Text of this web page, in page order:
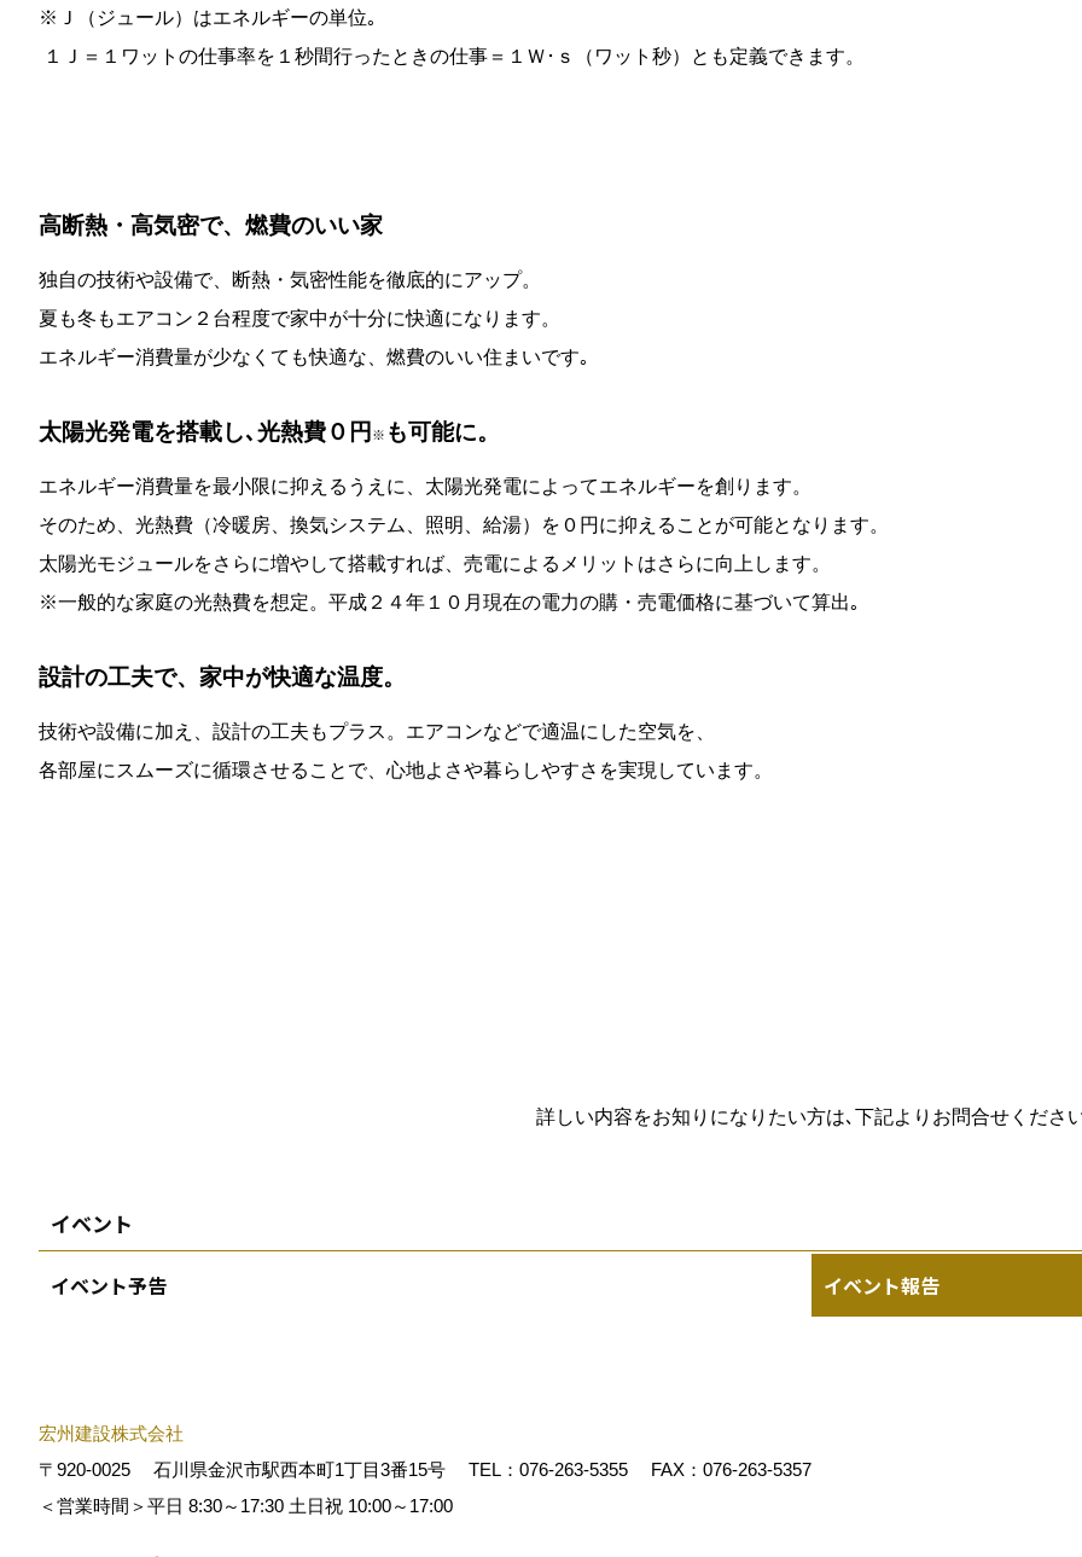
※Ｊ（ジュール）はエネルギーの単位｡
１Ｊ＝１ワットの仕事率を１秒間行ったときの仕事＝１Ｗ･ｓ（ワット秒）とも定義できます。
高断熱・高気密で、燃費のいい家
独自の技術や設備で、断熱・気密性能を徹底的にアップ。
夏も冬もエアコン２台程度で家中が十分に快適になります。
エネルギー消費量が少なくても快適な、燃費のいい住まいです｡
太陽光発電を搭載し､光熱費０円 ※ も可能に。
エネルギー消費量を最小限に抑えるうえに、太陽光発電によってエネルギーを創ります。
そのため、光熱費（冷暖房、換気システム、照明、給湯）を０円に抑えることが可能となります。
太陽光モジュールをさらに増やして搭載すれば、売電によるメリットはさらに向上します。
※一般的な家庭の光熱費を想定。平成２４年１０月現在の電力の購・売電価格に基づいて算出｡
設計の工夫で、家中が快適な温度。
技術や設備に加え、設計の工夫もプラス。エアコンなどで適温にした空気を、
各部屋にスムーズに循環させることで、心地よさや暮らしやすさを実現しています。
詳しい内容をお知りになりたい方は､下記よりお問合せくださ
イベント
イベント予告 イベント報告
宏州建設株式会社
〒920-0025
石川県金沢市駅西本町1丁目3番15号 TEL： 076-263-5355
FAX：076-263-5357
＜営業時間＞平日 8:30～17:30 土日祝 10:00～17:00